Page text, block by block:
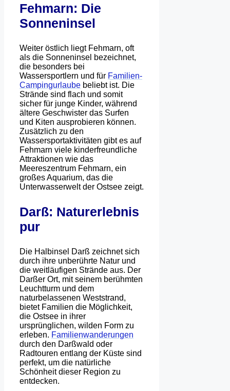
Fehmarn: Die
Sonneninsel
Weiter östlich liegt Fehmarn, oft
als die Sonneninsel bezeichnet,
die besonders bei
Wassersportlern und für Familien-
Campingurlaube beliebt ist. Die
Strände sind flach und somit
sicher für junge Kinder, während
ältere Geschwister das Surfen
und Kiten ausprobieren können.
Zusätzlich zu den
Wassersportaktivitäten gibt es auf
Fehmarn viele kinderfreundliche
Attraktionen wie das
Meereszentrum Fehmarn, ein
großes Aquarium, das die
Unterwasserwelt der Ostsee zeigt.
Darß: Naturerlebnis
pur
Die Halbinsel Darß zeichnet sich
durch ihre unberührte Natur und
die weitläufigen Strände aus. Der
Darßer Ort, mit seinem berühmten
Leuchtturm und dem
naturbelassenen Weststrand,
bietet Familien die Möglichkeit,
die Ostsee in ihrer
ursprünglichen, wilden Form zu
erleben. Familienwanderungen
durch den Darßwald oder
Radtouren entlang der Küste sind
perfekt, um die natürliche
Schönheit dieser Region zu
entdecken.